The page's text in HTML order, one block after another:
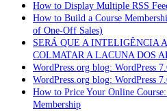
How to Display Multiple RSS
How to Build a Course
of One-Off Sales)
SERÁ QUE A INTELIGÊNCIA
COLMATAR A LACUNA DOS
WordPress.org blog: WordPress
WordPress.org blog: WordPress
How to Price Your Online
Membership